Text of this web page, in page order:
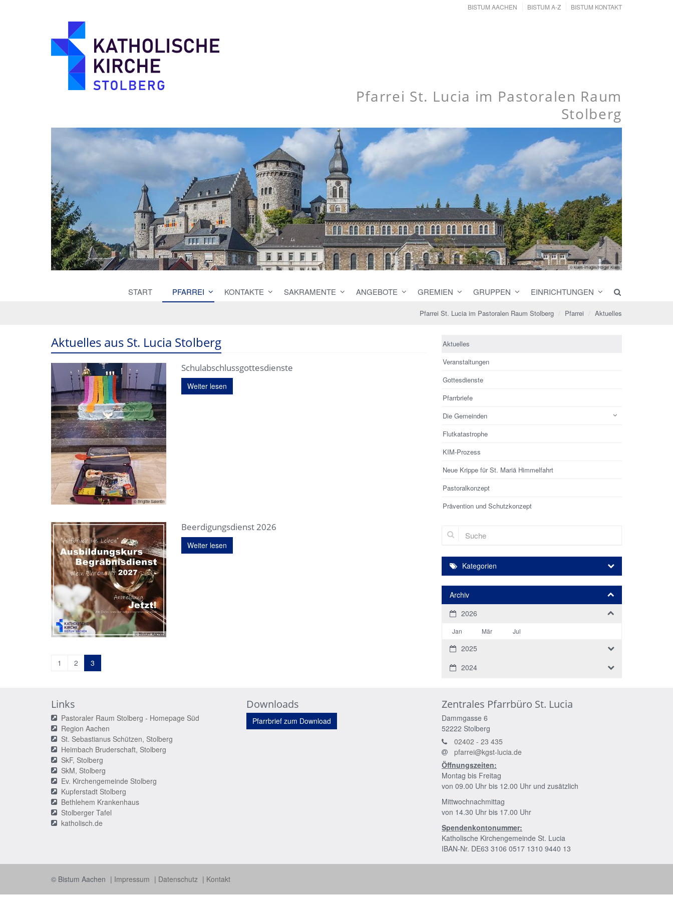
BISTUM AACHEN BISTUM A-Z BISTUM KONTAKT
Pfarrei St. Lucia im Pastoralen Raum
Stolberg
© klaes-images/Holger Klaes
START PFARREI KONTAKTE SAKRAMENTE ANGEBOTE GREMIEN GRUPPEN EINRICHTUNGEN
Pfarrei St. Lucia im Pastoralen Raum Stolberg Pfarrei Aktuelles
Aktuelles aus St. Lucia Stolberg
© Brigitte Salentin
Schulabschlussgottesdienste
Weiter lesen
© Bistum Aachen
Beerdigungsdienst 2026
Weiter lesen
1 2 3
Aktuelles
Veranstaltungen
Gottesdienste
Pfarrbriefe
Die Gemeinden
Flutkatastrophe
KIM-Prozess
Neue Krippe für St. Mariä Himmelfahrt
Pastoralkonzept
Prävention und Schutzkonzept
Kategorien
Archiv
2026
Jan Mär Jul
2025
2024
Links
Pastoraler Raum Stolberg - Homepage Süd
Region Aachen
St. Sebastianus Schützen, Stolberg
Heimbach Bruderschaft, Stolberg
SkF, Stolberg
SkM, Stolberg
Ev. Kirchengemeinde Stolberg
Kupferstadt Stolberg
Bethlehem Krankenhaus
Stolberger Tafel
katholisch.de
Downloads
Pfarrbrief zum Download
Zentrales Pfarrbüro St. Lucia
Dammgasse 6
52222 Stolberg
02402 - 23 435
pfarrei@kgst-lucia.de
Öffnungszeiten:
Montag bis Freitag
von 09.00 Uhr bis 12.00 Uhr und zusätzlich
Mittwochnachmittag
von 14.30 Uhr bis 17.00 Uhr
Spendenkontonummer:
Katholische Kirchengemeinde St. Lucia
IBAN-Nr. DE63 3106 0517 1310 9440 13
© Bistum Aachen Impressum Datenschutz Kontakt